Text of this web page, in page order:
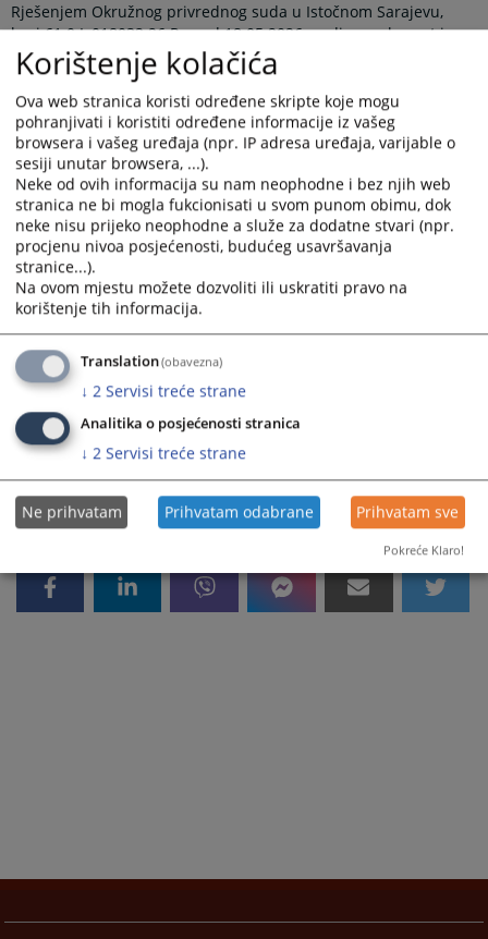
Rješenjem Okružnog privrednog suda u Istočnom Sarajevu,
broj 61 0 L 018032 26 Reg od 18.05.2026. godine, pokrenut je
postupak likvidacije nad poslovnim subjektom Javno preduzeće
Privatno preduzeće za transport, promet i servis
„Transcommerce Ristić“ sa p.o. Rudo,
Braća Kuzmanovića bb, Rudo. Pozivaju se povjerioci
likvidacionog dužnika da u roku od 3 (tri) mjeseca od dana
objave ovog rješenja prijave svoja potraživanja prema
likvidacionom dužniku i navedu pravni osnov po kojem su ta
potraživanja nastala.
Prikazana vijest je na Srpski jezik
Prateći dokumenti
Rješenje 61 0 L 018032 26 Reg
109PREGLEDA
Korištenje kolačića
Ova web stranica koristi određene skripte koje mogu
pohranjivati i koristiti određene informacije iz vašeg
browsera i vašeg uređaja (npr. IP adresa uređaja, varijable o
sesiji unutar browsera, ...).
Neke od ovih informacija su nam neophodne i bez njih web
stranica ne bi mogla fukcionisati u svom punom obimu, dok
neke nisu prijeko neophodne a služe za dodatne stvari (npr.
procjenu nivoa posjećenosti, budućeg usavršavanja
stranice...).
Na ovom mjestu možete dozvoliti ili uskratiti pravo na
korištenje tih informacija.
Translation(obavezna)
↓ 2 Servisi treće strane
Analitika o posjećenosti stranica
↓ 2 Servisi treće strane
Ne prihvatam Prihvatam odabrane Prihvatam sve
Pokreće Klaro!